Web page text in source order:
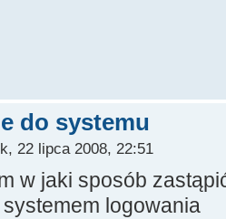
do systemu
22 lipca 2008, 22:51
w jaki sposób
logowania